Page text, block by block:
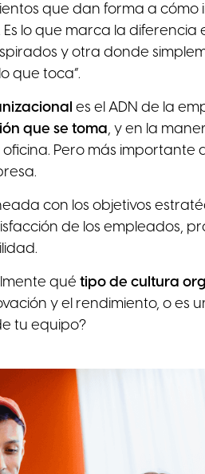
que dan forma a cómo
lo que marca la diferencia
y otra donde
que toca”.
es el ADN de la
que se toma, y en la
Pero más importante
con los objetivos
de los empleados,
qué tipo de cultura
y el rendimiento, o es
tu equipo?